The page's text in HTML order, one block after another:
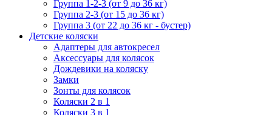
Группа 1-2-3 (от 9 до 36 кг)
Группа 2-3 (от 15 до 36 кг)
Группа 3 (от 22 до 36 кг - бустер)
Детские коляски
Адаптеры для автокресел
Аксессуары для колясок
Дождевики на коляску
Замки
Зонты для колясок
Коляски 2 в 1
Коляски 3 в 1